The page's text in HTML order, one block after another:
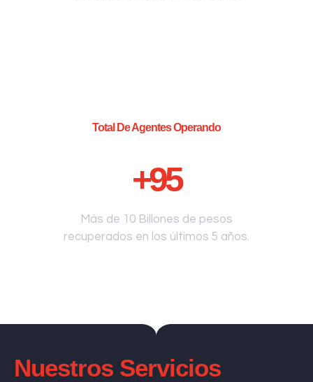
Total De Agentes Operando
+95
Más de 10 Billones de pesos
recuperados en los últimos 5 años.
Nuestros Servicios